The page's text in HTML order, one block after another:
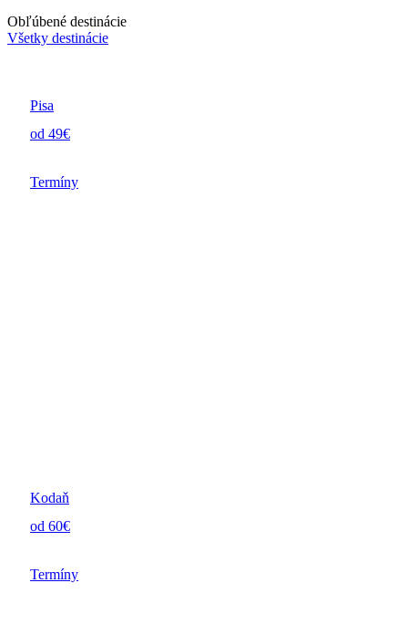
Obľúbené destinácie
Všetky destinácie
Pisa
od 49€
Termíny
Kodaň
od 60€
Termíny